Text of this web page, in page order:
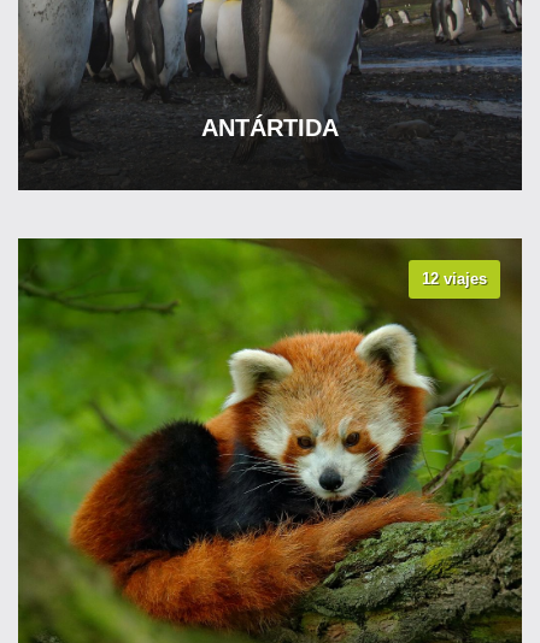
ANTÁRTIDA
VER TODOS LOS VIAJES
12 viajes